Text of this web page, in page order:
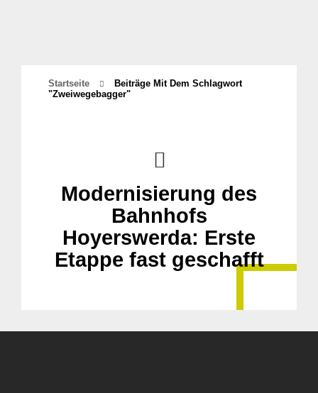
Startseite
Beiträge Mit Dem Schlagwort
"Zweiwegebagger"
Modernisierung des
Bahnhofs
Hoyerswerda: Erste
Etappe fast geschafft